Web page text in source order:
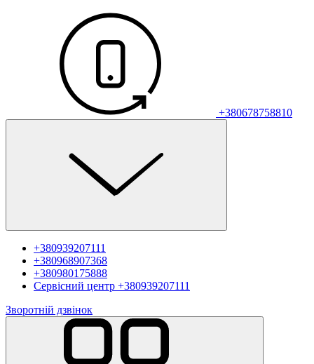
+380678758810
+380939207111
+380968907368
+380980175888
Сервісний центр +380939207111
Зворотній дзвінок